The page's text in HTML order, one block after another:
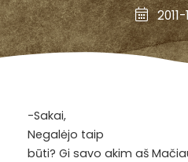
-Sakai,
Negalėjo taip
būti? Gi savo akim aš